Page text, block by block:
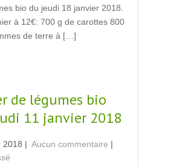
bio du jeudi 18 janvier 2018.
à 12€: 700 g de carottes 800
de terre à […]
de légumes bio
11 janvier 2018
2018 | Aucun commentaire |